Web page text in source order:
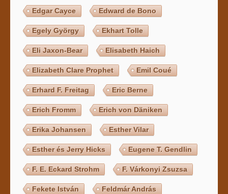
Edgar Cayce Edward de Bono
Egely György Ekhart Tolle
Eli Jaxon-Bear Elisabeth Haich
Elizabeth Clare Prophet Emil Coué
Erhard F. Freitag Eric Berne
Erich Fromm Erich von Däniken
Erika Johansen Esther Vilar
Esther és Jerry Hicks Eugene T. Gendlin
F. E. Eckard Strohm F. Várkonyi Zsuzsa
Fekete István Feldmár András